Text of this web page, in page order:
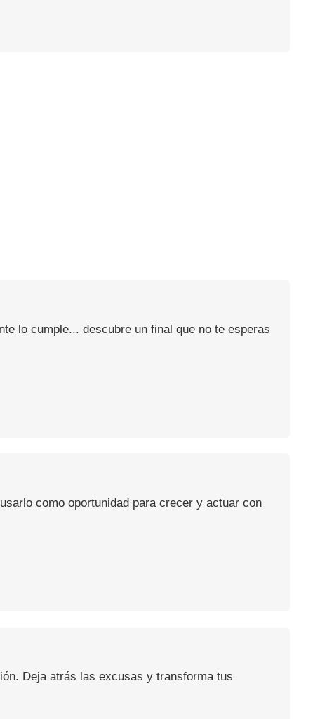
lo cumple... descubre un final que no te esperas
como oportunidad para crecer y actuar con
Deja atrás las excusas y transforma tus